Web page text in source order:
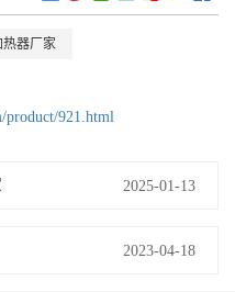
热器厂家
product/921.html
2025-01-13
2023-04-18